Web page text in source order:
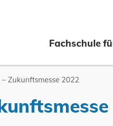
Fachschule
– Zukunftsmesse 2022